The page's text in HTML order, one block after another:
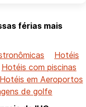
férias mais
Hotéis
Hotéis com piscinas
Hotéis em Aeroportos
de golfe